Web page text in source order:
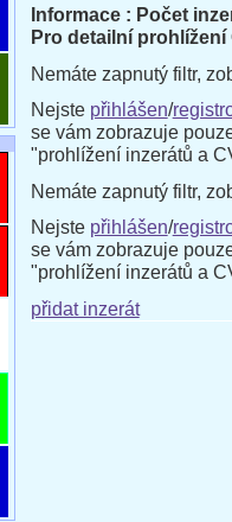
Informace : Počet
Pro detailní
Nemáte zapnutý filtr,
Nejste přihlášen/
se vám zobrazuje
"prohlížení inzerátů a
Nemáte zapnutý filtr,
Nejste přihlášen/
se vám zobrazuje
"prohlížení inzerátů a
přidat inzerát